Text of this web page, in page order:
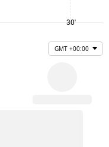
30'
GMT +00:00